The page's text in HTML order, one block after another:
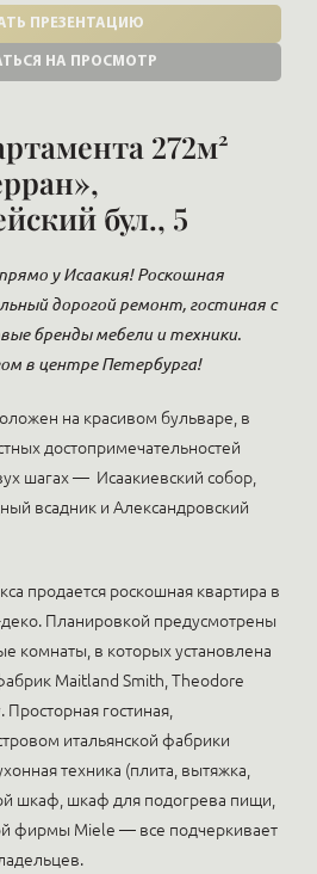
ПРЕЗЕНТАЦИЮ
НА ПРОСМОТР
272м²
бул., 5
у Исаакия! Роскошная
дорогой ремонт, гостиная с
бренды мебели и техники.
в центре Петербурга!
на красивом бульваре, в
достопримечательностей
шагах — Исаакиевский собор,
всадник и Александровский
продается роскошная квартира в
Планировкой предусмотрены
комнаты, в которых установлена
Maitland Smith, Theodore
гостиная,
итальянской фабрики
техника (плита, вытяжка,
шкаф, шкаф для подогрева пищи,
фирмы Miele — все подчеркивает